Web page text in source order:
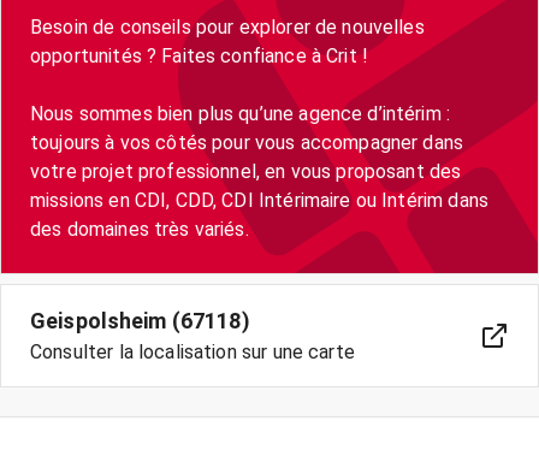
Besoin de conseils pour explorer de nouvelles
opportunités ? Faites confiance à Crit !
Nous sommes bien plus qu’une agence d’intérim :
toujours à vos côtés pour vous accompagner dans
votre projet professionnel, en vous proposant des
missions en CDI, CDD, CDI Intérimaire ou Intérim dans
des domaines très variés.
Geispolsheim (67118)
Consulter la localisation sur une carte